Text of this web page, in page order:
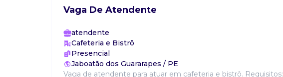
Vaga De Atendente
atendente
Cafeteria e Bistrô
Presencial
Jaboatão dos Guararapes / PE
Vaga de atendente para atuar em cafeteria e bistrô. Requisitos: